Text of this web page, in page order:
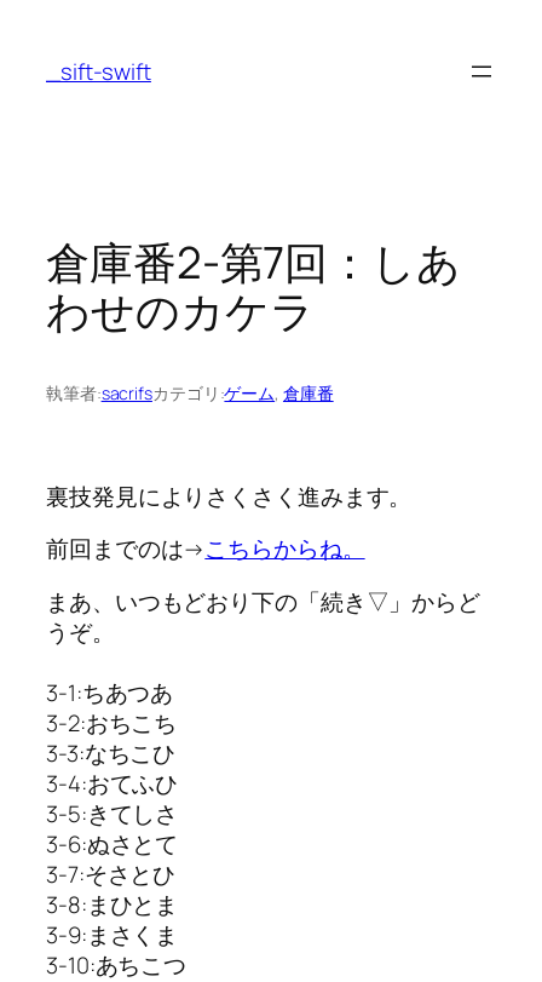
_sift-swift
倉庫番2-第7回：しあ
わせのカケラ
執筆者:sacrifsカテゴリ:ゲーム, 倉庫番
裏技発見によりさくさく進みます。
前回までのは→こちらからね。
まあ、いつもどおり下の「続き▽」からど
うぞ。
3-1:ちあつあ
3-2:おちこち
3-3:なちこひ
3-4:おてふひ
3-5:きてしさ
3-6:ぬさとて
3-7:そさとひ
3-8:まひとま
3-9:まさくま
3-10:あちこつ